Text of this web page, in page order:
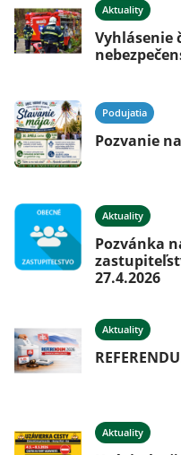
Aktuality
Vyhlásenie
Podujatia
Pozvanie
Aktuality
Pozvánka
27.4.2026
Aktuality
Aktuality